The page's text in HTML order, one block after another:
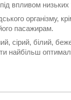
впливом
організму,
пасажирам.
сірий, білий,
найбільш